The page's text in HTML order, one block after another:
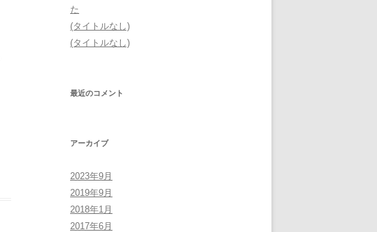
た
(タイトルなし)
(タイトルなし)
最近のコメント
アーカイブ
2023年9月
2019年9月
2018年1月
2017年6月